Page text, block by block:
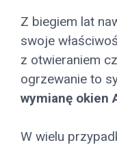
Z biegiem lat
swoje
z otwieraniem
ogrzewanie to
wymianę okien
W wielu